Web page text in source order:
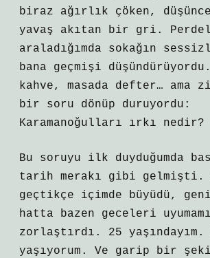
biraz ağırlık çöken,
yavaş akıtan bir gri.
araladığımda sokağın
bana geçmişi
kahve, masada defter… ama
bir soru dönüp duruyordu:
Karamanoğulları ırkı nedir?
Bu soruyu ilk duyduğumda
tarih merakı gibi gelmişti.
geçtikçe içimde büyüdü,
hatta bazen geceleri
zorlaştırdı. 25 yaşındayım.
yaşıyorum. Ve garip bir